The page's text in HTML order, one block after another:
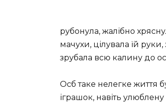
рубонула, жалібно
мачухи, цілувала їй
зрубала всю калину до
Осб таке нелегке життя
іграшок, навіть